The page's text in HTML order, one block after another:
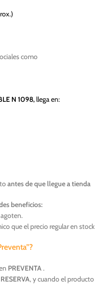
como
N 1098,llega en:
antes de que llegue a tienda
beneficios:
que el precio regular en stock
PREVENTA.
, y cuando el producto